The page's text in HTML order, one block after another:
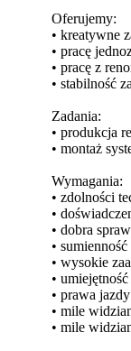
Oferujemy:
• kreatywne
• pracę
• pracę z
• stabilność
Zadania:
• produkcja
• montaż
Wymagania:
• zdolności
•
• dobra
•
• wysokie
•
• prawa
• mile
• mile